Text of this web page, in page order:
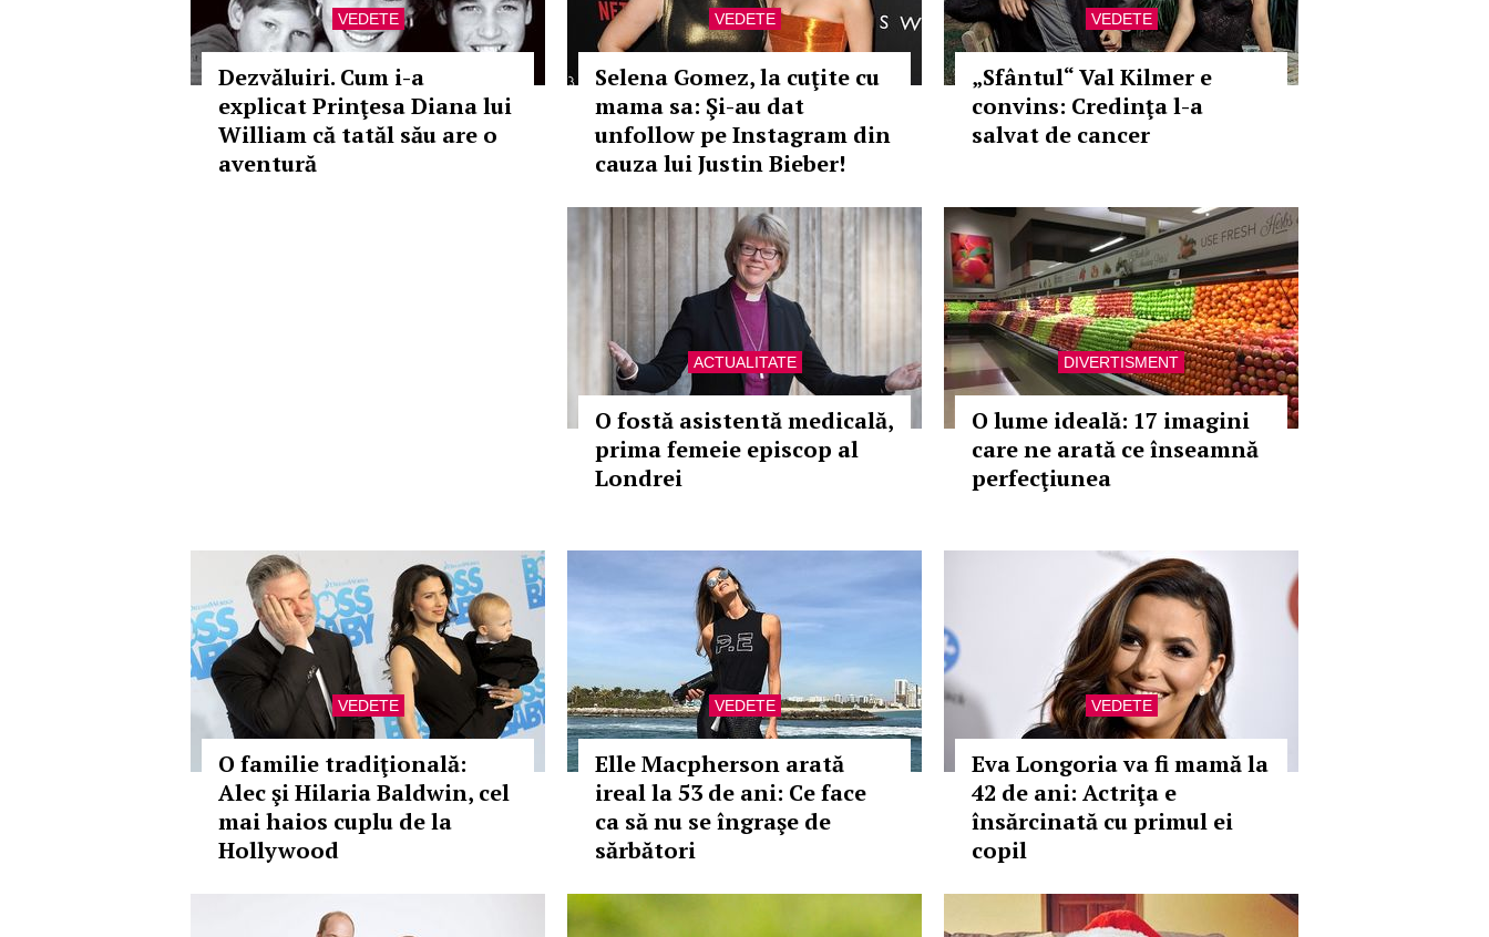
VEDETE
Dezvăluiri. Cum i-a
explicat Prinţesa Diana lui
William că tatăl său are o
aventură
VEDETE
Selena Gomez, la cuţite cu
mama sa: Şi-au dat
unfollow pe Instagram din
cauza lui Justin Bieber!
VEDETE
„Sfântul“ Val Kilmer e
convins: Credinţa l-a
salvat de cancer
ACTUALITATE
O fostă asistentă medicală,
prima femeie episcop al
Londrei
DIVERTISMENT
O lume ideală: 17 imagini
care ne arată ce înseamnă
perfecţiunea
VEDETE
O familie tradiţională:
Alec şi Hilaria Baldwin, cel
mai haios cuplu de la
Hollywood
VEDETE
Elle Macpherson arată
ireal la 53 de ani: Ce face
ca să nu se îngraşe de
sărbători
VEDETE
Eva Longoria va fi mamă la
42 de ani: Actriţa e
însărcinată cu primul ei
copil